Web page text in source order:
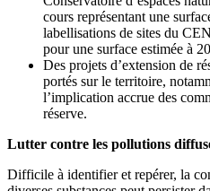
cours représentant une
labellisations de sites du
pour une surface estimée à
Des projets d’extension de
portés sur le territoire,
l’implication accrue des
réserve.
Lutter contre les pollutions
Difficile à identifier et repérer, la